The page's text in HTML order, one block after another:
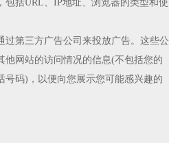
包括URL、IP地址、浏览器的类型和使
过第三方广告公司来投放广告。这些公
他网站的访问情况的信息(不包括您的
号码)，以便向您展示您可能感兴趣的